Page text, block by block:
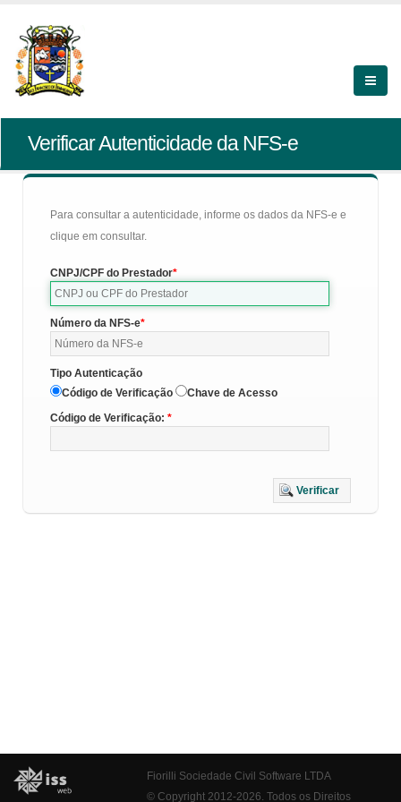
Verificar Autenticidade da NFS-e
Para consultar a autenticidade, informe os dados da NFS-e e
clique em consultar.
CNPJ/CPF do Prestador
Número da NFS-e
Tipo Autenticação
Código de Verificação
Chave de Acesso
Código de Verificação:
Verificar
Fiorilli Sociedade Civil Software LTDA
© Copyright 2012-2026. Todos os Direitos